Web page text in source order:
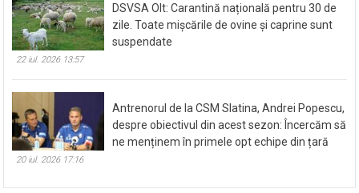
DSVSA Olt: Carantină națională pentru 30 de
zile. Toate mișcările de ovine și caprine sunt
suspendate
22 iul. 2026 13:57
Antrenorul de la CSM Slatina, Andrei Popescu,
despre obiectivul din acest sezon: Încercăm să
ne menținem în primele opt echipe din țară
20 iul. 2026 17:16